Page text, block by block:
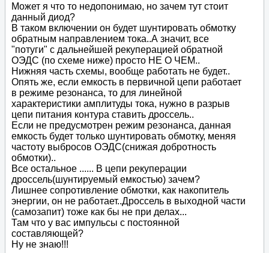
Может я что то недопонимаю, но зачем тут стоит
данный диод?
В таком включении он будет шунтировать обмотку
обратным направлением тока..А значит, все
"потуги" с дальнейшей рекуперацией обратной
ОЭДС (по схеме ниже) просто НЕ О ЧЕМ..
Нижняя часть схемы, вообще работать не будет..
Опять же, если емкость в первичной цепи работает
в режиме резонанса, то для линейной
характеристики амплитуды тока, нужно в разрыв
цепи питания контура ставить дроссель..
Если не предусмотрен режим резонанса, данная
емкость будет только шунтировать обмотку, меняя
частоту выбросов ОЭДС(снижая добротность
обмотки)..
Все остальное ...... В цепи рекуперации
дроссель(шунтируемый емкостью) зачем?
Лишнее сопротивление обмотки, как накопитель
энергии, он не работает..Дроссель в выходной части
(самозапит) тоже как бы не при делах...
Там что у вас импульсы с постоянной
составляющей?
Ну не знаю!!!